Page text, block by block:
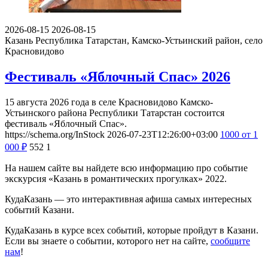
2026-08-15 2026-08-15
Казань Республика Татарстан, Камско-Устьинский район, село
Красновидово
Фестиваль «Яблочный Спас» 2026
15 августа 2026 года в селе Красновидово Камско-
Устьинского района Республики Татарстан состоится
фестиваль «Яблочный Спас».
https://schema.org/InStock 2026-07-23T12:26:00+03:00 1000 от 1
000 ₽ 552 1
На нашем сайте вы найдете всю информацию про событие
экскурсия «Казань в романтических прогулках» 2022.
КудаКазань — это интерактивная афиша самых интересных
событий Казани.
КудаКазань в курсе всех событий, которые пройдут в Казани.
Если вы знаете о событии, которого нет на сайте, сообщите
нам!